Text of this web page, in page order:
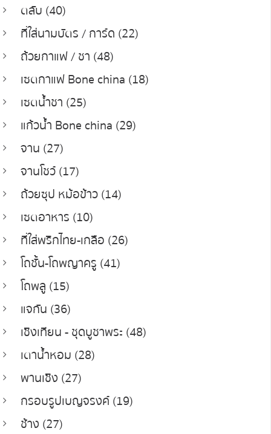
ตลับ (40)
ที่ใส่นามบัตร / การ์ด (22)
ถ้วยกาแฟ / ชา (48)
เซตกาแฟ Bone china (18)
เซตน้ำชา (25)
แก้วน้ำ Bone china (29)
จาน (27)
จานโชว์ (17)
ถ้วยซุป หม้อข้าว (14)
เซตอาหาร (10)
ที่ใส่พริกไทย-เกลือ (26)
โถชั้น-โถพญาครู (41)
โถพลู (15)
แจกัน (36)
เชิงเทียน - ชุดบูชาพระ (48)
เตาน้ำหอม (28)
พานเชิง (27)
กรอบรูปเบญจรงค์ (19)
ช้าง (27)